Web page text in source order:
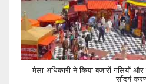
मेला अधिकारी ने किया बजारों गलियों और
सौंदर्य